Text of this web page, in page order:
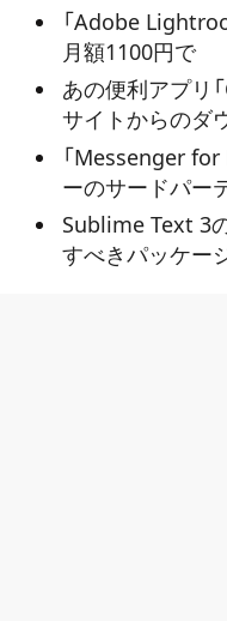
「Adobe
月額1100円で
あの便利アプリ
サイトからのダ
「Messenger
ーのサードパー
Sublime Text 3
すべきパッケー